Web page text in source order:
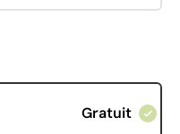
Gratuit